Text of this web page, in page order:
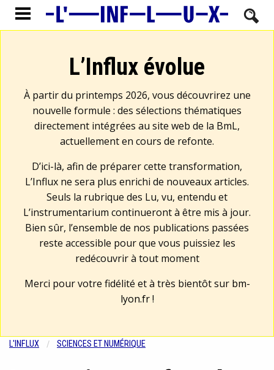
L’Influx évolue
À partir du printemps 2026, vous découvrirez une
nouvelle formule : des sélections thématiques
directement intégrées au site web de la BmL,
actuellement en cours de refonte.
D’ici-là, afin de préparer cette transformation,
L’Influx ne sera plus enrichi de nouveaux articles.
Seuls la rubrique des Lu, vu, entendu et
L’instrumentarium continueront à être mis à jour.
Bien sûr, l’ensemble de nos publications passées
reste accessible pour que vous puissiez les
redécouvrir à tout moment
Merci pour votre fidélité et à très bientôt sur bm-
lyon.fr!
L'INFLUX SCIENCES ET NUMÉRIQUE